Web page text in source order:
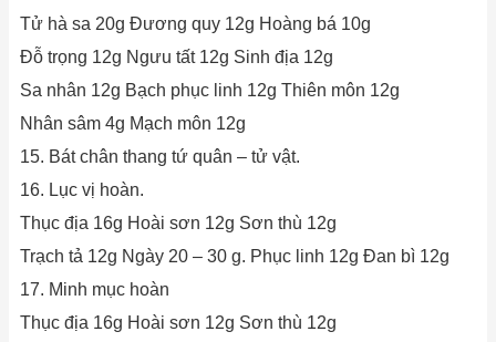
Tử hà sa 20g Đương quy 12g Hoàng bá 10g
Đỗ trọng 12g Ngưu tất 12g Sinh địa 12g
Sa nhân 12g Bạch phục linh 12g Thiên môn 12g
Nhân sâm 4g Mạch môn 12g
15. Bát chân thang tứ quân – tử vật.
16. Lục vị hoàn.
Thục địa 16g Hoài sơn 12g Sơn thù 12g
Trạch tả 12g Ngày 20 – 30 g. Phục linh 12g Đan bì 12g
17. Minh mục hoàn
Thục địa 16g Hoài sơn 12g Sơn thù 12g